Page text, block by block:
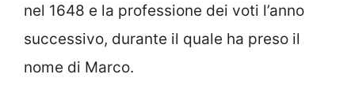
nel 1648 e la professione dei voti l’anno
successivo, durante il quale ha preso il
nome di Marco.